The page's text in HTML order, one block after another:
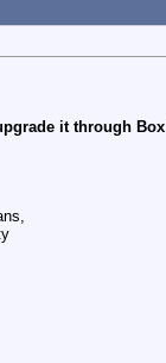
it through